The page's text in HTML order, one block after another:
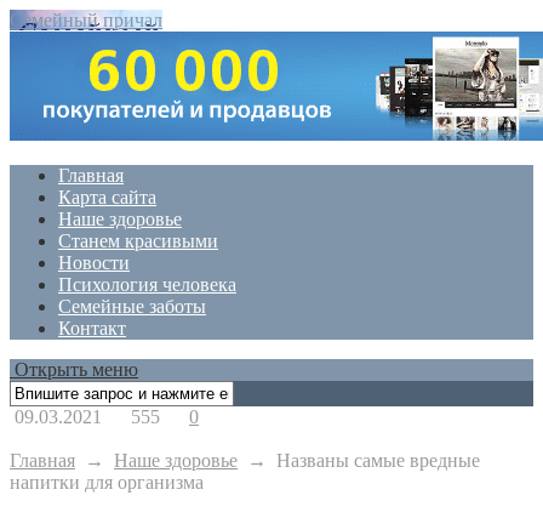
Семейный причал
Главная
Карта сайта
Наше здоровье
Станем красивыми
Новости
Психология человека
Семейные заботы
Контакт
Открыть меню
09.03.2021 555 0
Главная → Наше здоровье → Названы самые вредные
напитки для организма